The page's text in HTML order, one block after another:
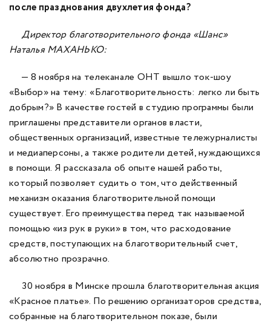
после празднования двухлетия фонда?
Директор благотворительного фонда «Шанс»
Наталья МАХАНЬКО:
— 8 ноября на телеканале ОНТ вышло ток-шоу
«Выбор» на тему: «Благотворительность: легко ли быть
добрым?» В качестве гостей в студию программы были
приглашены представители органов власти,
общественных организаций, известные тележурналисты
и медиаперсоны, а также родители детей, нуждающихся
в помощи. Я рассказала об опыте нашей работы,
который позволяет судить о том, что действенный
механизм оказания благотворительной помощи
существует. Его преимущества перед так называемой
помощью «из рук в руки» в том, что расходование
средств, поступающих на благотворительный счет,
абсолютно прозрачно.
30 ноября в Минске прошла благотворительная акция
«Красное платье». По решению организаторов средства,
собранные на благотворительном показе, были